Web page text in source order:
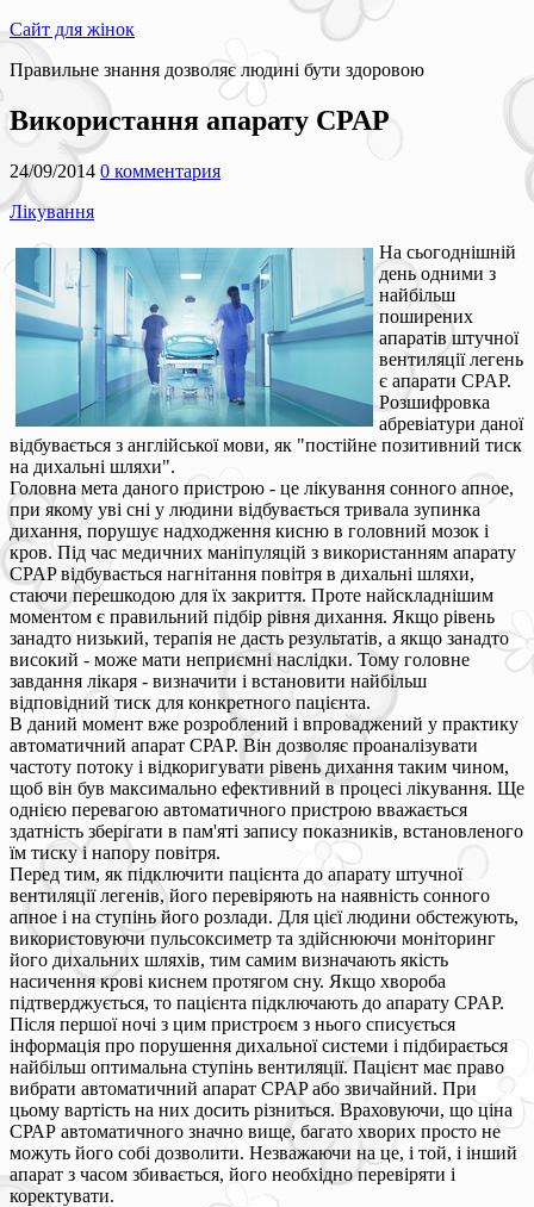
Сайт для жінок
Правильне знання дозволяє людині бути здоровою
Використання апарату CPAP
24/09/2014 0 комментария
Лікування
На сьогоднішній
день одними з
найбільш
поширених
апаратів штучної
вентиляції легень
є апарати CPAP.
Розшифровка
абревіатури даної
відбувається з англійської мови, як "постійне позитивний тиск
на дихальні шляхи".
Головна мета даного пристрою - це лікування сонного апное,
при якому уві сні у людини відбувається тривала зупинка
дихання, порушує надходження кисню в головний мозок і
кров. Під час медичних маніпуляцій з використанням апарату
CPAP відбувається нагнітання повітря в дихальні шляхи,
стаючи перешкодою для їх закриття. Проте найскладнішим
моментом є правильний підбір рівня дихання. Якщо рівень
занадто низький, терапія не дасть результатів, а якщо занадто
високий - може мати неприємні наслідки. Тому головне
завдання лікаря - визначити і встановити найбільш
відповідний тиск для конкретного пацієнта.
В даний момент вже розроблений і впроваджений у практику
автоматичний апарат СРАР. Він дозволяє проаналізувати
частоту потоку і відкоригувати рівень дихання таким чином,
щоб він був максимально ефективний в процесі лікування. Ще
однією перевагою автоматичного пристрою вважається
здатність зберігати в пам'яті запису показників, встановленого
їм тиску і напору повітря.
Перед тим, як підключити пацієнта до апарату штучної
вентиляції легенів, його перевіряють на наявність сонного
апное і на ступінь його розлади. Для цієї людини обстежують,
використовуючи пульсоксиметр та здійснюючи моніторинг
його дихальних шляхів, тим самим визначають якість
насичення крові киснем протягом сну. Якщо хвороба
підтверджується, то пацієнта підключають до апарату CPAP.
Після першої ночі з цим пристроєм з нього списується
інформація про порушення дихальної системи і підбирається
найбільш оптимальна ступінь вентиляції. Пацієнт має право
вибрати автоматичний апарат CPAP або звичайний. При
цьому вартість на них досить різниться. Враховуючи, що ціна
СРАР автоматичного значно вище, багато хворих просто не
можуть його собі дозволити. Незважаючи на це, і той, і інший
апарат з часом збивається, його необхідно перевіряти і
коректувати.